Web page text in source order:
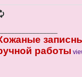
работы